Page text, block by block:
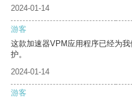
2024-01-14
游客
这款加速器VPM应用程序已经为
护。
2024-01-14
游客